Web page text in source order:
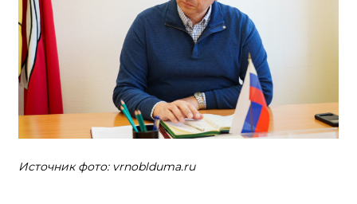
Источник фото: vrnoblduma.ru